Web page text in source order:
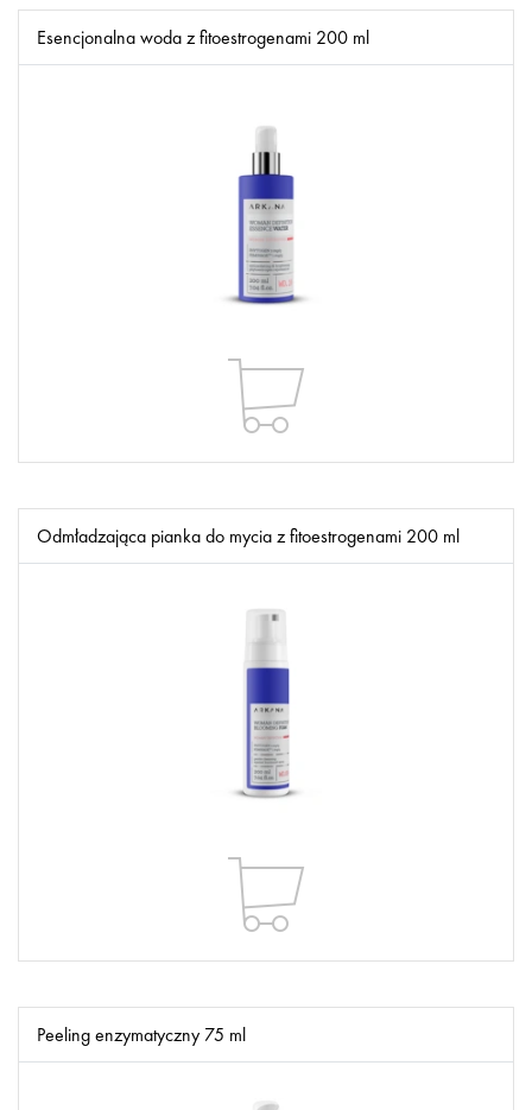
Esencjonalna woda z fitoestrogenami 200 ml
Odmładzająca pianka do mycia z fitoestrogenami 200 ml
Peeling enzymatyczny 75 ml